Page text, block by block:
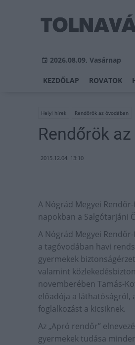
2026.08.09, Vasárnap
KEZDŐLAP ROVATOK
Helyi hírek Rendőrök az óvodában
Rendőrök
2015.12.04. 13:10
A Nógrád Megyei
napokban a Salgótarjáni
A Nógrád Megyei
a tagóvodában havi
gyermekek
valamint
novemberében Tamás-
előadója a láthatóságról,
foglalkozást a kicsiknek.
Az „Apró rendőr”
gyermekek tudása